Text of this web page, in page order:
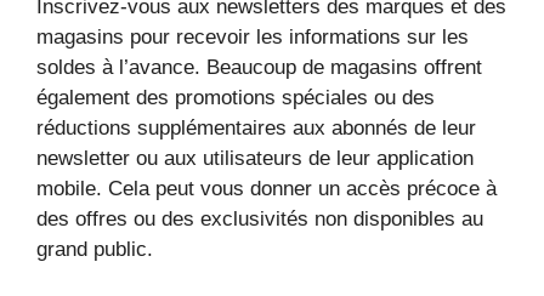
Inscrivez-vous aux newsletters des marques et des
magasins pour recevoir les informations sur les
soldes à l’avance. Beaucoup de magasins offrent
également des promotions spéciales ou des
réductions supplémentaires aux abonnés de leur
newsletter ou aux utilisateurs de leur application
mobile. Cela peut vous donner un accès précoce à
des offres ou des exclusivités non disponibles au
grand public.